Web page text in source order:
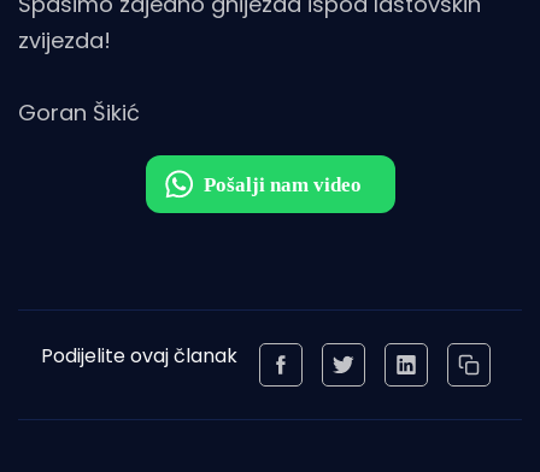
zvijezda!
Goran Šikić
Podijelite ovaj članak